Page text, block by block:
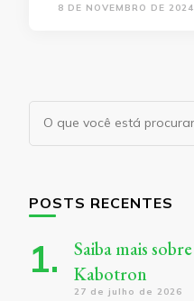
8 DE NOVEMBRO DE 2024
Procurando
algo?
POSTS RECENTES
Saiba mais
Kabotron
27 de julho de 2026